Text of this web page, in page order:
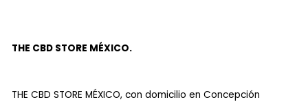
THE CBD STORE MÉXICO.
THE CBD STORE MÉXICO, con domicilio en Concepción